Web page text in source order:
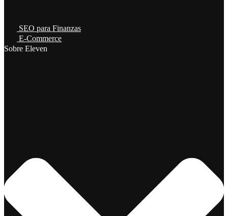
SEO para Finanzas
E-Commerce
Sobre Eleven